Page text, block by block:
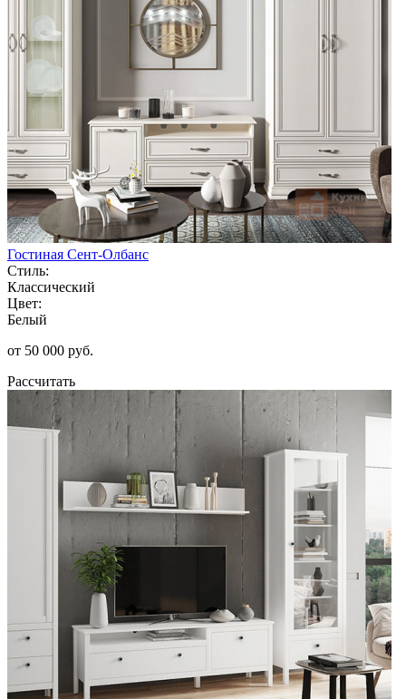
Гостиная Сент-Олбанс
Стиль:
Классический
Цвет:
Белый
от 50 000 руб.
Рассчитать